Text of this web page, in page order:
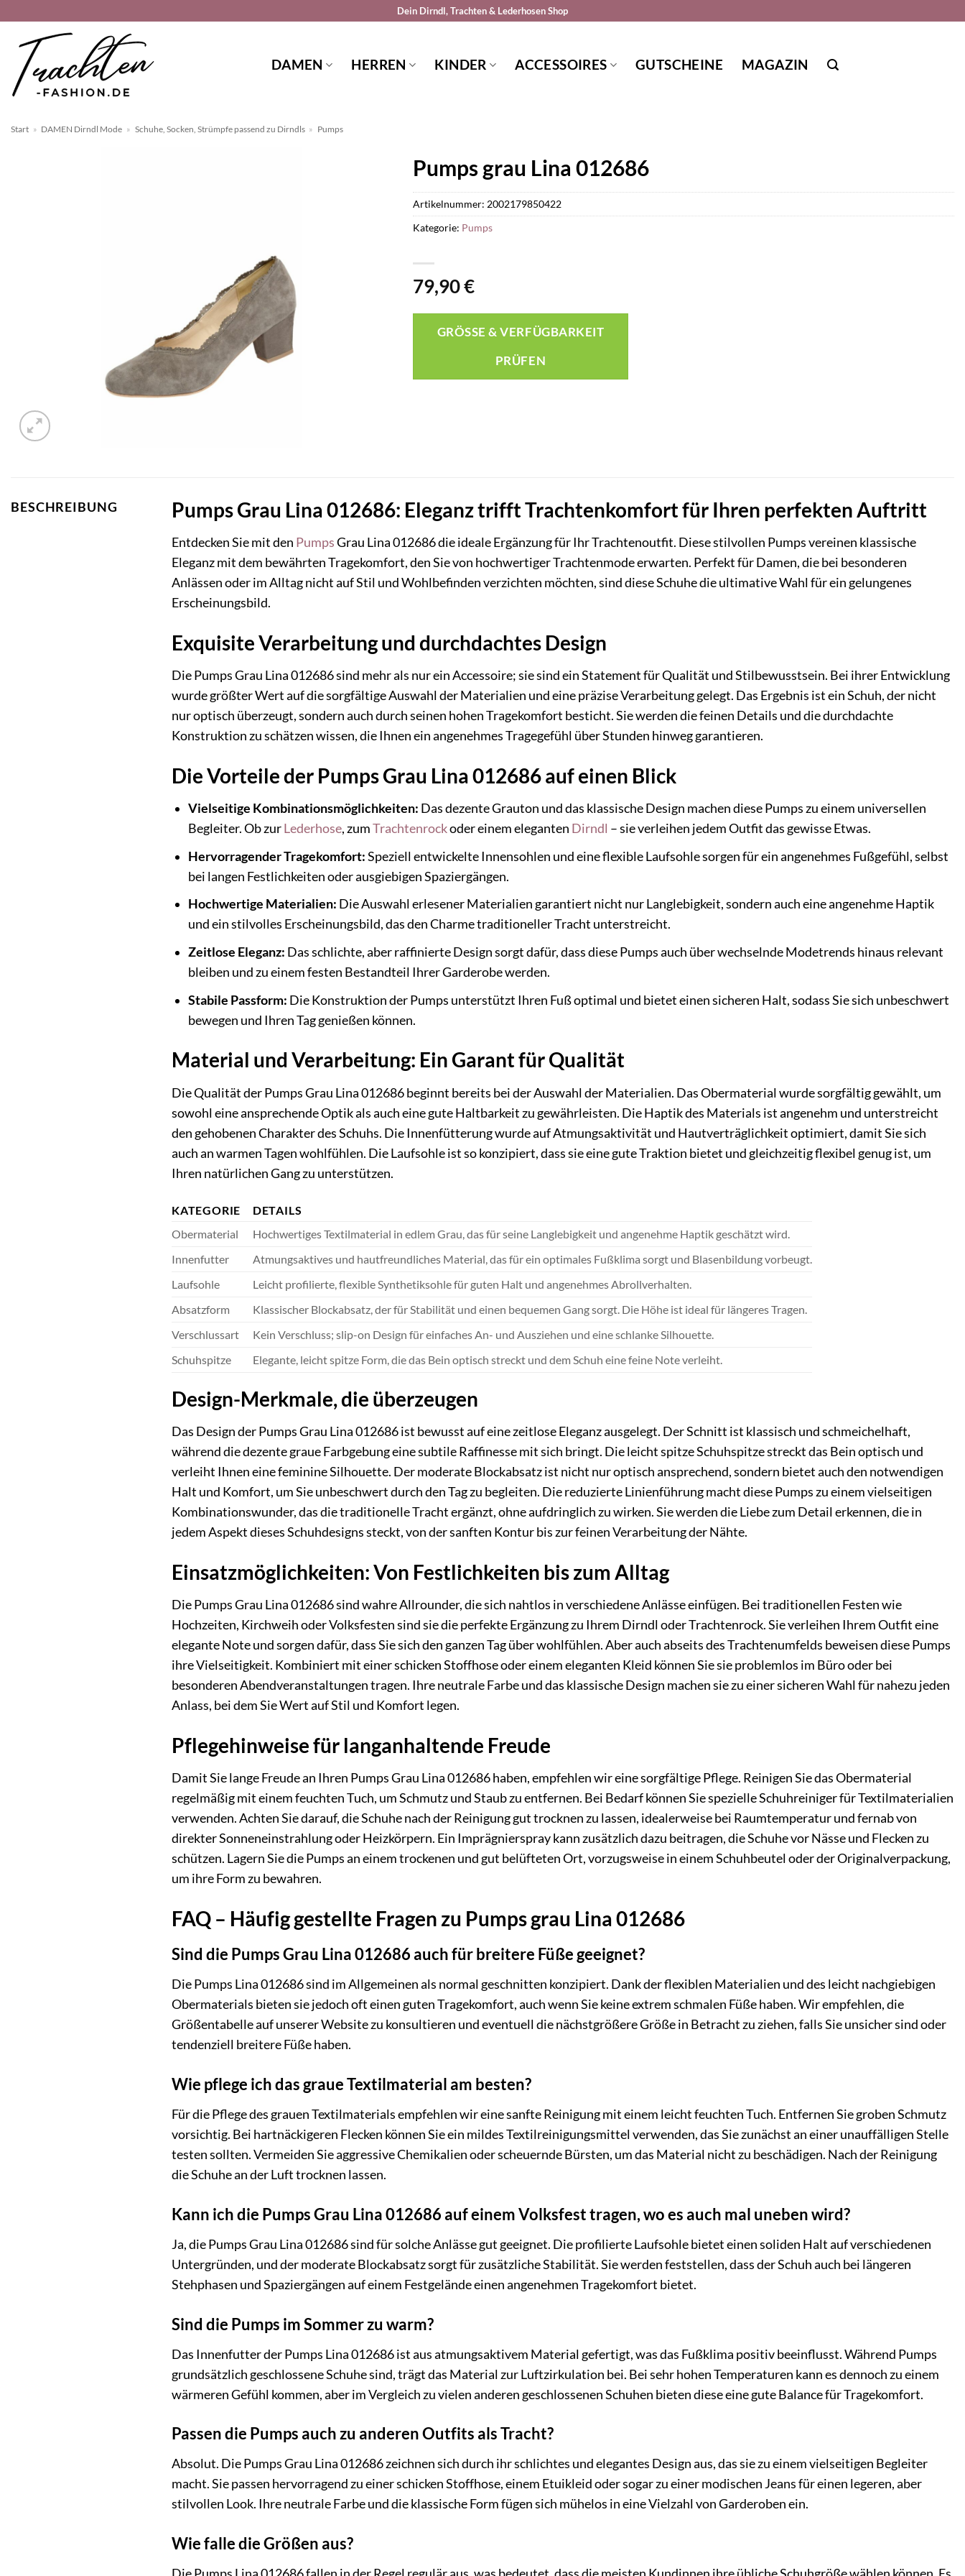
springen
Dein Dirndl, Trachten & Lederhosen Shop
DAMEN HERREN KINDER ACCESSOIRES GUTSCHEINE MAGAZIN
Start » DAMEN Dirndl Mode » Schuhe, Socken, Strümpfe passend zu Dirndls » Pumps
Pumps grau Lina 012686
79,90€
GRÖSSE & VERFÜGBARKEIT P
RÜFEN
Artikelnummer: 2002179850422
Kategorie: Pumps
BESCHREIBUNG Pumps Grau Lina 012686: Eleganz trifft Trachtenkomfort für Ihren perfekten Auftritt
Entdecken Sie mit den PumpsGrau Lina 012686 die ideale Ergänzung für Ihr Trachtenoutfit. Diese stilvollen Pumps vereinen klassische
Eleganz mit dem bewährten Tragekomfort, den Sie von hochwertiger Trachtenmode erwarten. Perfekt für Damen, die bei besonderen
Anlässen oder im Alltag nicht auf Stil und Wohlbefinden verzichten möchten, sind diese Schuhe die ultimative Wahl für ein gelungenes
Erscheinungsbild.
Exquisite Verarbeitung und durchdachtes Design
Die Pumps Grau Lina 012686 sind mehr als nur ein Accessoire; sie sind ein Statement für Qualität und Stilbewusstsein. Bei ihrer Entwicklung
wurde größter Wert auf die sorgfältige Auswahl der Materialien und eine präzise Verarbeitung gelegt. Das Ergebnis ist ein Schuh, der nicht
nur optisch überzeugt, sondern auch durch seinen hohen Tragekomfort besticht. Sie werden die feinen Details und die durchdachte
Konstruktion zu schätzen wissen, die Ihnen ein angenehmes Tragegefühl über Stunden hinweg garantieren.
Die Vorteile der Pumps Grau Lina 012686 auf einen Blick
Vielseitige Kombinationsmöglichkeiten: Das dezente Grauton und das klassische Design machen diese Pumps zu einem universellen
Begleiter. Ob zurLederhose, zumTrachtenrockoder einem eleganten Dirndl – sie verleihen jedem Outfit das gewisse Etwas.
Hervorragender Tragekomfort:Speziell entwickelte Innensohlen und eine flexible Laufsohle sorgen für ein angenehmes Fußgefühl, selbst
bei langen Festlichkeiten oder ausgiebigen Spaziergängen.
Hochwertige Materialien: Die Auswahl erlesener Materialien garantiert nicht nur Langlebigkeit, sondern auch eine angenehme Haptik
und ein stilvolles Erscheinungsbild, das den Charme traditioneller Tracht unterstreicht.
Zeitlose Eleganz: Das schlichte, aber raffinierte Design sorgt dafür, dass diese Pumps auch über wechselnde Modetrends hinaus relevant
bleiben und zu einem festen Bestandteil Ihrer Garderobe werden.
Stabile Passform: Die Konstruktion der Pumps unterstützt Ihren Fuß optimal und bietet einen sicheren Halt, sodass Sie sich unbeschwert
bewegen und Ihren Tag genießen können.
Material und Verarbeitung: Ein Garant für Qualität
Die Qualität der Pumps Grau Lina 012686 beginnt bereits bei der Auswahl der Materialien. Das Obermaterial wurde sorgfältig gewählt, um
sowohl eine ansprechende Optik als auch eine gute Haltbarkeit zu gewährleisten. Die Haptik des Materials ist angenehm und unterstreicht
den gehobenen Charakter des Schuhs. Die Innenfütterung wurde auf Atmungsaktivität und Hautverträglichkeit optimiert, damit Sie sich
auch an warmen Tagen wohlfühlen. Die Laufsohle ist so konzipiert, dass sie eine gute Traktion bietet und gleichzeitig flexibel genug ist, um
Ihren natürlichen Gang zu unterstützen.
KATEGORIE
DETAILS
Obermaterial
Hochwertiges Textilmaterial in edlem Grau, das für seine Langlebigkeit und angenehme Haptik geschätzt wird.
Innenfutter
Atmungsaktives und hautfreundliches Material, das für ein optimales Fußklima sorgt und Blasenbildung vorbeugt.
Laufsohle
Leicht profilierte, flexible Synthetiksohle für guten Halt und angenehmes Abrollverhalten.
Absatzform
Klassischer Blockabsatz, der für Stabilität und einen bequemen Gang sorgt. Die Höhe ist ideal für längeres Tragen.
Verschlussart
Kein Verschluss; slip-on Design für einfaches An- und Ausziehen und eine schlanke Silhouette.
Schuhspitze
Elegante, leicht spitze Form, die das Bein optisch streckt und dem Schuh eine feine Note verleiht.
Design-Merkmale, die überzeugen
Das Design der Pumps Grau Lina 012686 ist bewusst auf eine zeitlose Eleganz ausgelegt. Der Schnitt ist klassisch und schmeichelhaft,
während die dezente graue Farbgebung eine subtile Raffinesse mit sich bringt. Die leicht spitze Schuhspitze streckt das Bein optisch und
verleiht Ihnen eine feminine Silhouette. Der moderate Blockabsatz ist nicht nur optisch ansprechend, sondern bietet auch den notwendigen
Halt und Komfort, um Sie unbeschwert durch den Tag zu begleiten. Die reduzierte Linienführung macht diese Pumps zu einem vielseitigen
Kombinationswunder, das die traditionelle Tracht ergänzt, ohne aufdringlich zu wirken. Sie werden die Liebe zum Detail erkennen, die in
jedem Aspekt dieses Schuhdesigns steckt, von der sanften Kontur bis zur feinen Verarbeitung der Nähte.
Einsatzmöglichkeiten: Von Festlichkeiten bis zum Alltag
Die Pumps Grau Lina 012686 sind wahre Allrounder, die sich nahtlos in verschiedene Anlässe einfügen. Bei traditionellen Festen wie
Hochzeiten, Kirchweih oder Volksfesten sind sie die perfekte Ergänzung zu Ihrem Dirndl oder Trachtenrock. Sie verleihen Ihrem Outfit eine
elegante Note und sorgen dafür, dass Sie sich den ganzen Tag über wohlfühlen. Aber auch abseits des Trachtenumfelds beweisen diese Pumps
ihre Vielseitigkeit. Kombiniert mit einer schicken Stoffhose oder einem eleganten Kleid können Sie sie problemlos im Büro oder bei
besonderen Abendveranstaltungen tragen. Ihre neutrale Farbe und das klassische Design machen sie zu einer sicheren Wahl für nahezu jeden
Anlass, bei dem Sie Wert auf Stil und Komfort legen.
Pflegehinweise für langanhaltende Freude
Damit Sie lange Freude an Ihren Pumps Grau Lina 012686 haben, empfehlen wir eine sorgfältige Pflege. Reinigen Sie das Obermaterial
regelmäßig mit einem feuchten Tuch, um Schmutz und Staub zu entfernen. Bei Bedarf können Sie spezielle Schuhreiniger für Textilmaterialien
verwenden. Achten Sie darauf, die Schuhe nach der Reinigung gut trocknen zu lassen, idealerweise bei Raumtemperatur und fernab von
direkter Sonneneinstrahlung oder Heizkörpern. Ein Imprägnierspray kann zusätzlich dazu beitragen, die Schuhe vor Nässe und Flecken zu
schützen. Lagern Sie die Pumps an einem trockenen und gut belüfteten Ort, vorzugsweise in einem Schuhbeutel oder der Originalverpackung,
um ihre Form zu bewahren.
FAQ – Häufig gestellte Fragen zu Pumps grau Lina 012686
Sind die Pumps Grau Lina 012686 auch für breitere Füße geeignet?
Die Pumps Lina 012686 sind im Allgemeinen als normal geschnitten konzipiert. Dank der flexiblen Materialien und des leicht nachgiebigen
Obermaterials bieten sie jedoch oft einen guten Tragekomfort, auch wenn Sie keine extrem schmalen Füße haben. Wir empfehlen, die
Größentabelle auf unserer Website zu konsultieren und eventuell die nächstgrößere Größe in Betracht zu ziehen, falls Sie unsicher sind oder
tendenziell breitere Füße haben.
Wie pflege ich das graue Textilmaterial am besten?
Für die Pflege des grauen Textilmaterials empfehlen wir eine sanfte Reinigung mit einem leicht feuchten Tuch. Entfernen Sie groben Schmutz
vorsichtig. Bei hartnäckigeren Flecken können Sie ein mildes Textilreinigungsmittel verwenden, das Sie zunächst an einer unauffälligen Stelle
testen sollten. Vermeiden Sie aggressive Chemikalien oder scheuernde Bürsten, um das Material nicht zu beschädigen. Nach der Reinigung
die Schuhe an der Luft trocknen lassen.
Kann ich die Pumps Grau Lina 012686 auf einem Volksfest tragen, wo es auch mal uneben wird?
Ja, die Pumps Grau Lina 012686 sind für solche Anlässe gut geeignet. Die profilierte Laufsohle bietet einen soliden Halt auf verschiedenen
Untergründen, und der moderate Blockabsatz sorgt für zusätzliche Stabilität. Sie werden feststellen, dass der Schuh auch bei längeren
Stehphasen und Spaziergängen auf einem Festgelände einen angenehmen Tragekomfort bietet.
Sind die Pumps im Sommer zu warm?
Das Innenfutter der Pumps Lina 012686 ist aus atmungsaktivem Material gefertigt, was das Fußklima positiv beeinflusst. Während Pumps
grundsätzlich geschlossene Schuhe sind, trägt das Material zur Luftzirkulation bei. Bei sehr hohen Temperaturen kann es dennoch zu einem
wärmeren Gefühl kommen, aber im Vergleich zu vielen anderen geschlossenen Schuhen bieten diese eine gute Balance für Tragekomfort.
Passen die Pumps auch zu anderen Outfits als Tracht?
Absolut. Die Pumps Grau Lina 012686 zeichnen sich durch ihr schlichtes und elegantes Design aus, das sie zu einem vielseitigen Begleiter
macht. Sie passen hervorragend zu einer schicken Stoffhose, einem Etuikleid oder sogar zu einer modischen Jeans für einen legeren, aber
stilvollen Look. Ihre neutrale Farbe und die klassische Form fügen sich mühelos in eine Vielzahl von Garderoben ein.
Wie falle die Größen aus?